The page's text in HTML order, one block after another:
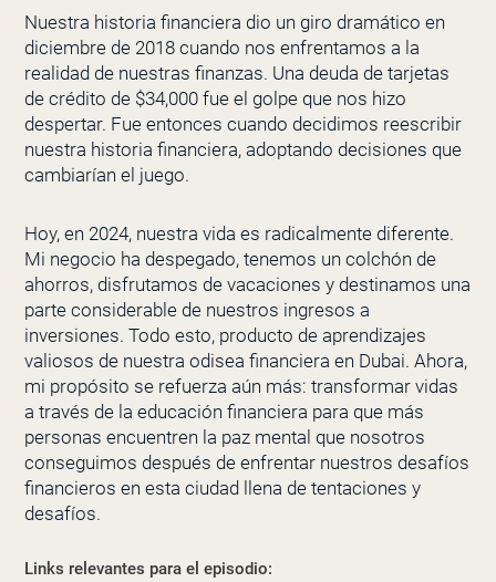
Nuestra historia financiera dio un giro dramático en
diciembre de 2018 cuando nos enfrentamos a la
realidad de nuestras finanzas. Una deuda de tarjetas
de crédito de $34,000 fue el golpe que nos hizo
despertar. Fue entonces cuando decidimos reescribir
nuestra historia financiera, adoptando decisiones que
cambiarían el juego.
Hoy, en 2024, nuestra vida es radicalmente diferente.
Mi negocio ha despegado, tenemos un colchón de
ahorros, disfrutamos de vacaciones y destinamos una
parte considerable de nuestros ingresos a
inversiones. Todo esto, producto de aprendizajes
valiosos de nuestra odisea financiera en Dubai. Ahora,
mi propósito se refuerza aún más: transformar vidas
a través de la educación financiera para que más
personas encuentren la paz mental que nosotros
conseguimos después de enfrentar nuestros desafíos
financieros en esta ciudad llena de tentaciones y
desafíos.
Links relevantes para el episodio: